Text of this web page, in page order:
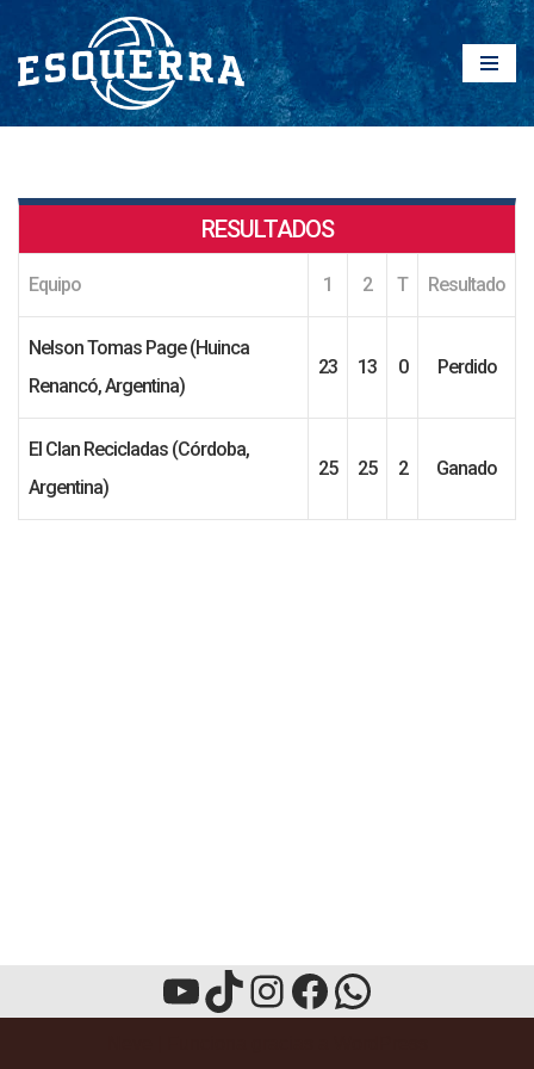
Saltar
al
contenido
RESULTADOS
Equipo 1 2 T Resultado
Nelson Tomas Page (Huinca
Renancó, Argentina)
23 13 0 Perdido
El Clan Recicladas (Córdoba,
Argentina)
25 25 2 Ganado